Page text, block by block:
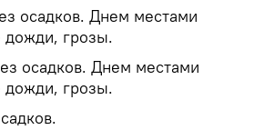
осадков. Днем местами
дожди, грозы.
осадков. Днем местами
дожди, грозы.